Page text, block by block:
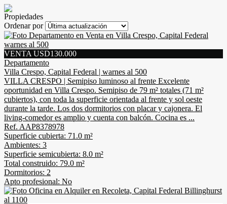
Propiedades
Ordenar por
VENTA USD130.000
Departamento
Villa Crespo, Capital Federal | warnes al 500
VILLA CRESPO | Semipiso luminoso al frente Excelente
oportunidad en Villa Crespo. Semipiso de 79 m² totales (71 m²
cubiertos), con toda la superficie orientada al frente y sol oeste
durante la tarde. Los dos dormitorios con placar y cajonera. El
living-comedor es amplio y cuenta con balcón. Cocina es ...
Ref. AAP8378978
Superficie cubierta: 71.0 m²
Ambientes: 3
Superficie semicubierta: 8.0 m²
Total construido: 79.0 m²
Dormitorios: 2
Apto profesional: No